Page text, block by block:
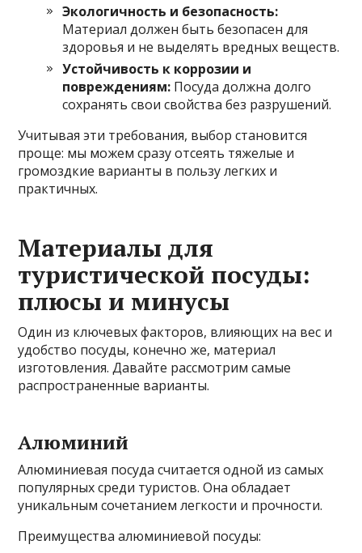
Экологичность и безопасность:
Материал должен быть безопасен для
здоровья и не выделять вредных веществ.
Устойчивость к коррозии и
повреждениям: Посуда должна долго
сохранять свои свойства без разрушений.
Учитывая эти требования, выбор становится
проще: мы можем сразу отсеять тяжелые и
громоздкие варианты в пользу легких и
практичных.
Материалы для
туристической посуды:
плюсы и минусы
Один из ключевых факторов, влияющих на вес и
удобство посуды, конечно же, материал
изготовления. Давайте рассмотрим самые
распространенные варианты.
Алюминий
Алюминиевая посуда считается одной из самых
популярных среди туристов. Она обладает
уникальным сочетанием легкости и прочности.
Преимущества алюминиевой посуды: